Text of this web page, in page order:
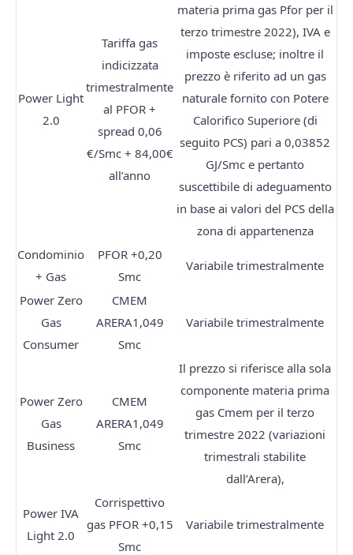
Power Light
2.0
Tariffa gas
indicizzata
trimestralmente
al PFOR +
spread 0,06
€/Smc + 84,00€
all’anno
materia prima gas Pfor per il
terzo trimestre 2022), IVA e
imposte escluse; inoltre il
prezzo è riferito ad un gas
naturale fornito con Potere
Calorifico Superiore (di
seguito PCS) pari a 0,03852
GJ/Smc e pertanto
suscettibile di adeguamento
in base ai valori del PCS della
zona di appartenenza
Condominio
+ Gas
PFOR +0,20
Smc
Variabile trimestralmente
Power Zero
Gas
Consumer
CMEM
ARERA1,049
Smc
Variabile trimestralmente
Power Zero
Gas
Business
CMEM
ARERA1,049
Smc
Il prezzo si riferisce alla sola
componente materia prima
gas Cmem per il terzo
trimestre 2022 (variazioni
trimestrali stabilite
dall’Arera),
Power IVA
Light 2.0
Corrispettivo
gas PFOR +0,15
Smc
Variabile trimestralmente